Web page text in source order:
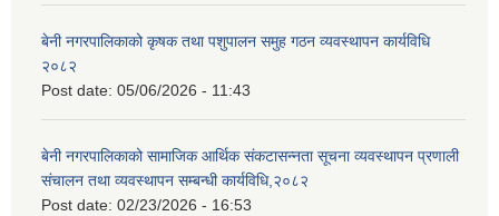
बेनी नगरपालिकाको कृषक तथा पशुपालन समुह गठन व्यवस्थापन कार्यविधि
२०८२
Post date: 05/06/2026 - 11:43
बेनी नगरपालिकाको सामाजिक आर्थिक संकटासन्नता सूचना व्यवस्थापन प्रणाली
संचालन तथा व्यवस्थापन सम्बन्धी कार्यविधि,२०८२
Post date: 02/23/2026 - 16:53